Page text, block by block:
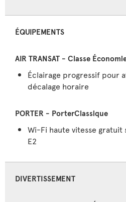
ÉQUIPEMENTS
Éclairage progressif pour
décalage horaire
Wi-Fi haute vitesse gratuit
E2
DIVERTISSEMENT